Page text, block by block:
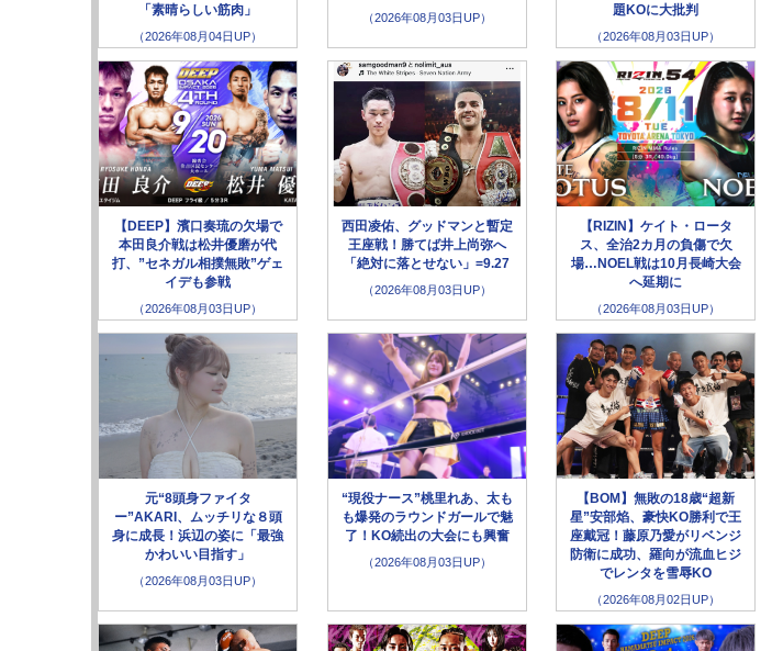
「素晴らしい筋肉」
（2026年08月04日UP）
（2026年08月03日UP）
題KOに大批判
（2026年08月03日UP）
【DEEP】濱口奏琉の欠場で
本田良介戦は松井優磨が代
打、”セネガル相撲無敗”ゲェ
イデも参戦
（2026年08月03日UP）
西田凌佑、グッドマンと暫定
王座戦！勝てば井上尚弥へ
「絶対に落とせない」=9.27
（2026年08月03日UP）
【RIZIN】ケイト・ロータ
ス、全治2カ月の負傷で欠
場…NOEL戦は10月長崎大会
へ延期に
（2026年08月03日UP）
元“8頭身ファイタ
ー”AKARI、ムッチリな８頭
身に成長！浜辺の姿に「最強
かわいい目指す」
（2026年08月03日UP）
“現役ナース”桃里れあ、太も
も爆発のラウンドガールで魅
了！KO続出の大会にも興奮
（2026年08月03日UP）
【BOM】無敗の18歳“超新
星”安部焰、豪快KO勝利で王
座戴冠！藤原乃愛がリベンジ
防衛に成功、羅向が流血ヒジ
でレンタを雪辱KO
（2026年08月02日UP）